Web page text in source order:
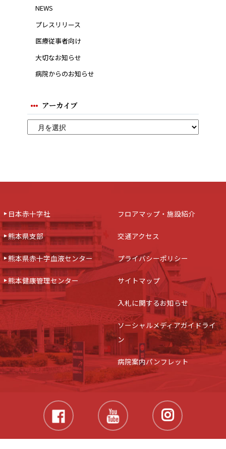
NEWS
プレスリリース
医療従事者向け
大切なお知らせ
病院からのお知らせ
アーカイブ
日本赤十字社
熊本県支部
熊本県赤十字血液センター
熊本健康管理センター
フロアマップ・施設紹介
交通アクセス
プライバシーポリシー
サイトマップ
入札に関するお知らせ
ソーシャルメディアガイドライ
ン
病院案内パンフレット